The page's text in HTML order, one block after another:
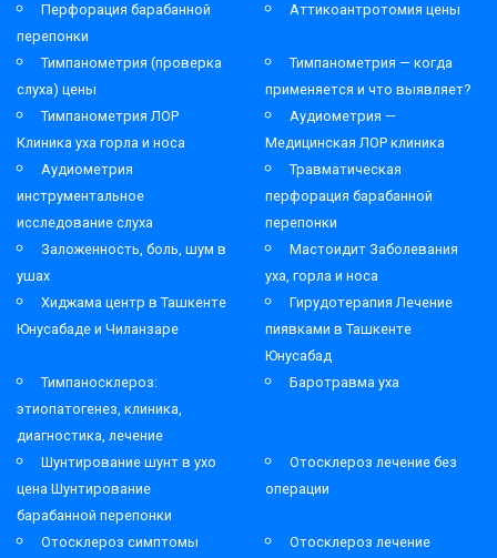
Перфорация барабанной
перепонки
Аттикоантротомия цены
Тимпанометрия (проверка
слуха) цены
Тимпанометрия — когда
применяется и что выявляет?
Тимпанометрия ЛОР
Клиника уха горла и носа
Аудиометрия —
Медицинская ЛОР клиника
Аудиометрия
инструментальное
исследование слуха
Травматическая
перфорация барабанной
перепонки
Заложенность, боль, шум в
ушах
Мастоидит Заболевания
уха, горла и носа
Хиджама центр в Ташкенте
Юнусабаде и Чиланзаре
Гирудотерапия Лечение
пиявками в Ташкенте
Юнусабад
Тимпаносклероз:
этиопатогенез, клиника,
диагностика, лечение
Баротравма уха
Шунтирование шунт в ухо
цена Шунтирование
барабанной перепонки
Отосклероз лечение без
операции
Отосклероз симптомы
Отосклероз лечение